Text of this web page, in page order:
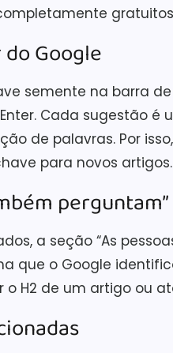
Google
semente na barra
Cada sugestão
de palavras. Por
para novos artigos.
perguntam”
a seção “As
que o Google
o H2 de um artigo ou